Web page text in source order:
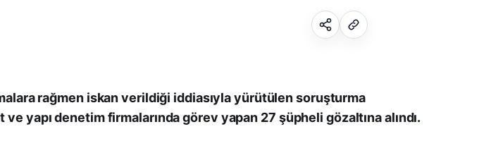
Facebook
rağmen iskan verildiği iddiasıyla yürütülen soruşturma
yapı denetim firmalarında görev yapan 27 şüpheli gözaltına alındı.